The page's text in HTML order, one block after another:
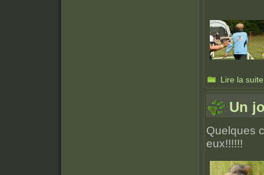
Lire la suite
Un
Quelques
eux!!!!!!